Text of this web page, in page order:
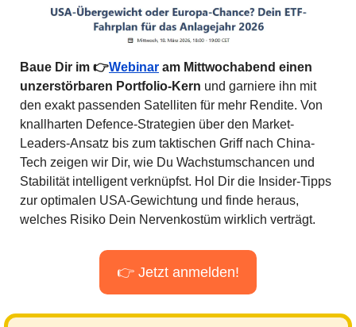
Baue Dir im 👉Webinar am Mittwochabend einen
unzerstörbaren Portfolio-Kern und garniere ihn mit
den exakt passenden Satelliten für mehr Rendite. Von
knallharten Defence-Strategien über den Market-
Leaders-Ansatz bis zum taktischen Griff nach China-
Tech zeigen wir Dir, wie Du Wachstumschancen und
Stabilität intelligent verknüpfst. Hol Dir die Insider-Tipps
zur optimalen USA-Gewichtung und finde heraus,
welches Risiko Dein Nervenkostüm wirklich verträgt.
👉 Jetzt anmelden!